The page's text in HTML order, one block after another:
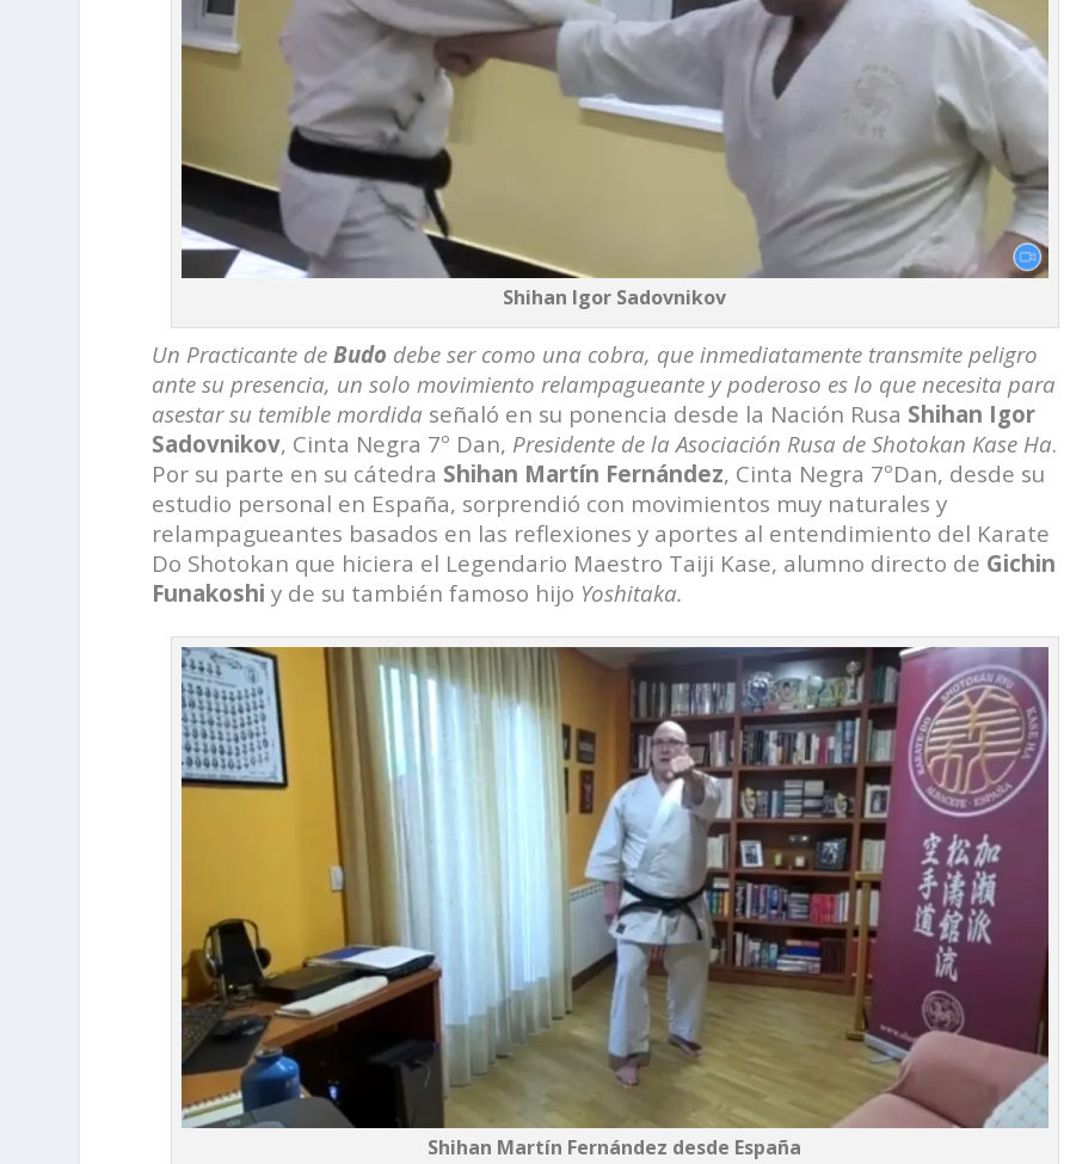
Shihan Igor Sadovnikov
Un Practicante deBudo debe ser como una cobra, que inmediatamente transmite peligro
ante su presencia, un solo movimiento relampagueante y poderoso es lo que necesita para
asestar su temible mordida señaló en su ponencia desde la Nación Rusa Shihan Igor
Sadovnikov, Cinta Negra 7º Dan, Presidente de la Asociación Rusa de Shotokan Kase Ha.
Por su parte en su cátedra Shihan Martín Fernández, Cinta Negra 7ºDan, desde su
estudio personal en España, sorprendió con movimientos muy naturales y
relampagueantes basados en las reflexiones y aportes al entendimiento del Karate
Do Shotokan que hiciera el Legendario Maestro Taiji Kase, alumno directo de Gichin
Funakoshiy de su también famoso hijo Yoshitaka.
Shihan Martín Fernández desde España